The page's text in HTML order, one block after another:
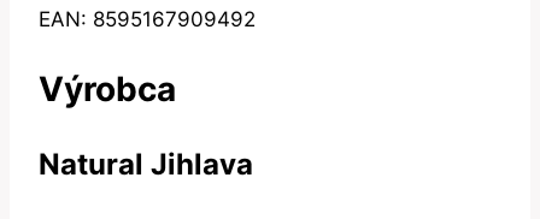
EAN: 8595167909492
Výrobca
Natural Jihlava